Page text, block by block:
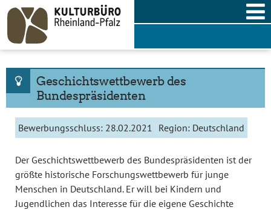
Skip
content
Geschichtswettbewerb des
Bundespräsidenten
Bewerbungsschluss: 28.02.2021 Region: Deutschland
Der Geschichtswettbewerb des Bundespräsidenten ist der
größte historische Forschungswettbewerb für junge
Menschen in Deutschland. Er will bei Kindern und
Jugendlichen das Interesse für die eigene Geschichte